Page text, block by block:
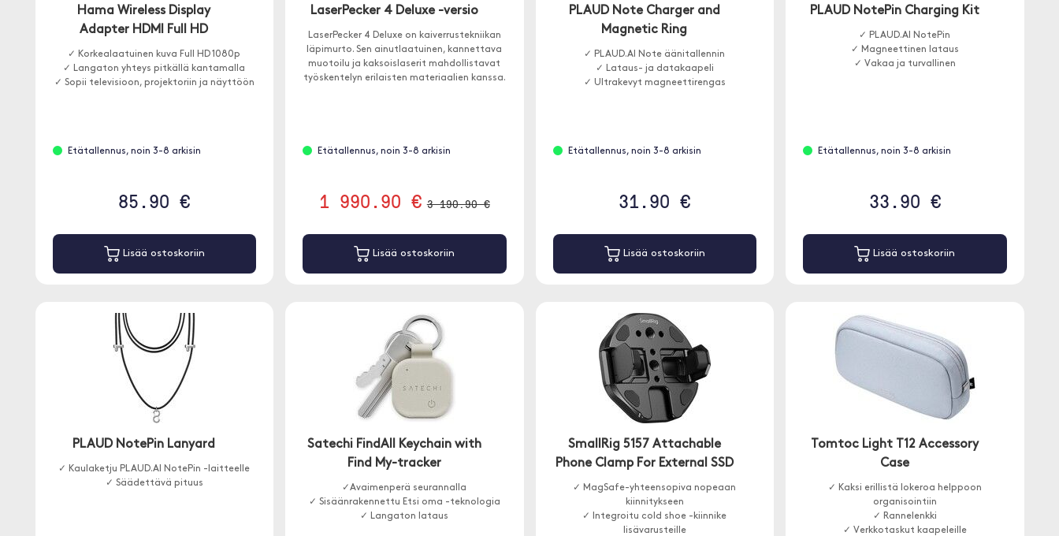
Hama Wireless Display
Adapter HDMI Full HD
✓ Korkealaatuinen kuva Full HD 1080p
✓ Langaton yhteys pitkällä kantamalla
✓ Sopii televisioon, projektoriin ja näyttöön
Etätallennus, noin 3-8 arkisin
85.90 €
Lisää ostoskoriin
LaserPecker 4 Deluxe -versio
LaserPecker 4 Deluxe on kaiverrustekniikan
läpimurto. Sen ainutlaatuinen, kannettava
muotoilu ja kaksoislaserit mahdollistavat
työskentelyn erilaisten materiaalien kanssa.
Etätallennus, noin 3-8 arkisin
1 990.90 € 3 190.90 €
Lisää ostoskoriin
PLAUD Note Charger and
Magnetic Ring
✓ PLAUD.AI Note äänitallennin
✓ Lataus- ja datakaapeli
✓ Ultrakevyt magneettirengas
Etätallennus, noin 3-8 arkisin
31.90 €
Lisää ostoskoriin
PLAUD NotePin Charging Kit
✓ PLAUD.AI NotePin
✓ Magneettinen lataus
✓ Vakaa ja turvallinen
Etätallennus, noin 3-8 arkisin
33.90 €
Lisää ostoskoriin
PLAUD NotePin Lanyard
✓ Kaulaketju PLAUD.AI NotePin -laitteelle
✓ Säädettävä pituus
Satechi FindAll Keychain with
Find My-tracker
✓Avaimenperä seurannalla
✓ Sisäänrakennettu Etsi oma -teknologia
✓ Langaton lataus
SmallRig 5157 Attachable
Phone Clamp For External SSD
✓ MagSafe-yhteensopiva nopeaan
kiinnitykseen
✓ Integroitu cold shoe -kiinnike
lisävarusteille
Tomtoc Light T12 Accessory
Case
✓ Kaksi erillistä lokeroa helppoon
organisointiin
✓ Rannelenkki
✓ Verkkotaskut kaapeleille